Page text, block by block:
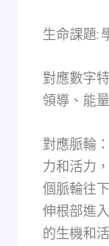
生命課題:
對應數字
領導、能
對應脈輪
力和活力
個脈輪往
伸根部進
的生機和